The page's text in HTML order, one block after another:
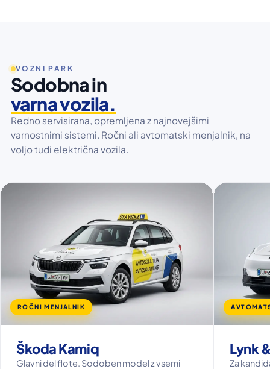
VOZNI PARK
Sodobna in
varna vozila.
Redno servisirana, opremljena z najnovejšimi
varnostnimi sistemi. Ročni ali avtomatski menjalnik, na
voljo tudi električna vozila.
ROČNI MENJALNIK
Škoda Kamiq
Glavni del flote. Sodoben model z vsemi
Lynk
Za